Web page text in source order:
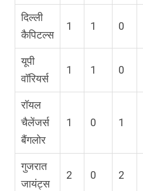
दिल्ली
कैपिटल्स
1 1 0
यूपी
वॉरियर्स
1 1 0
रॉयल
चैलेंजर्स
बैंगलोर
1 0 1
गुजरात
जायंट्स
2 0 2